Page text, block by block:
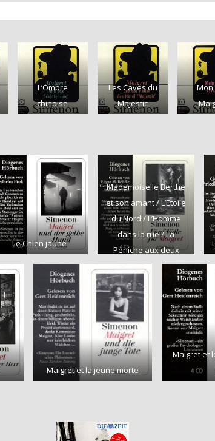
L’Ombre
chinoise
Les Caves du
Majestic
Mon
Le Chien jaune
Mademoiselle Berthe
et son amant / L’Etoile
du Nord / L’Homme
dans la rue / La
Péniche aux deux
pendus / Menaces de
mort
Maigret et la jeune morte
Maigret et